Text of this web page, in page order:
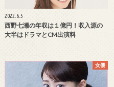
2022.6.5
西野七瀬の年収は１億円！収入源の
大半はドラマとCM出演料
女優